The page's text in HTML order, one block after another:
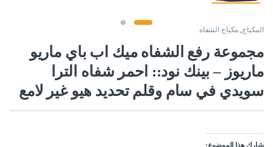
المكياج, مكياج الشفاه
مجموعة رفع الشفاه ميك اب باي ماريو
ماريوز – بينك نود:: احمر شفاه الترا
سويدي في سام وقلم تحديد هيو غير لامع
شارك هذا الموضوع: